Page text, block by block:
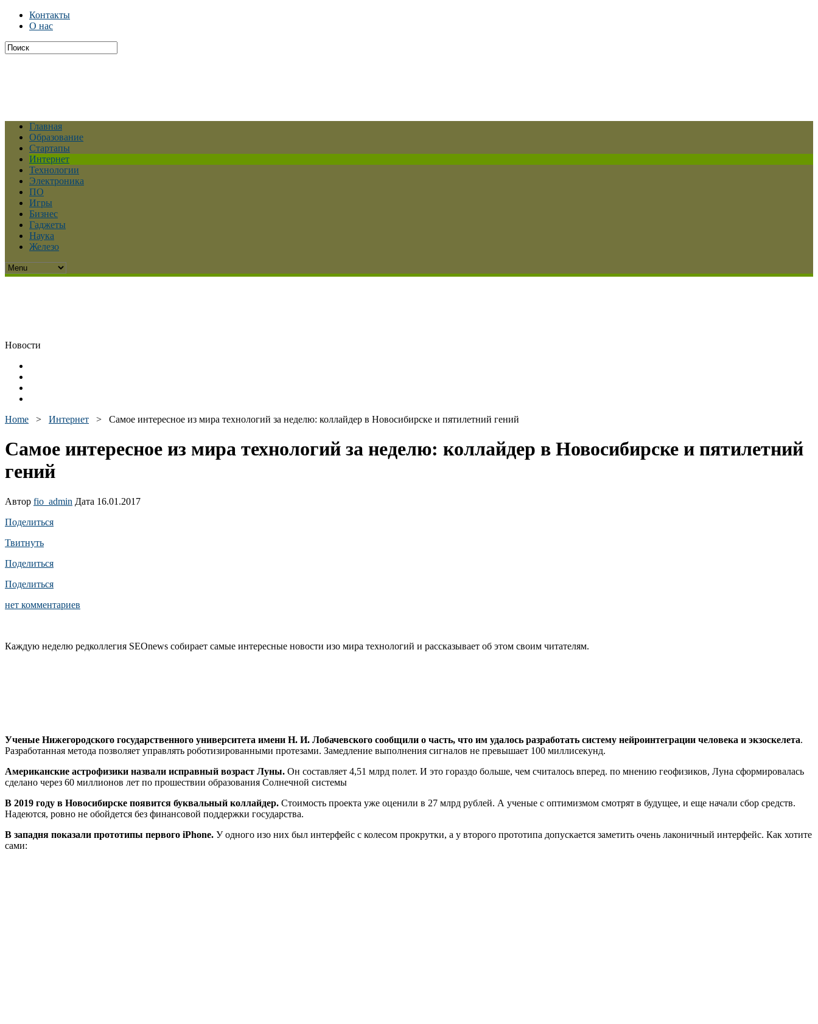
Контакты
О нас
Главная
Образование
Стартапы
Интернет
Технологии
Электроника
ПО
Игры
Бизнес
Гаджеты
Наука
Железо
Новости
Home > Интернет > Самое интересное из мира технологий за неделю: коллайдер в Новосибирске и пятилетний гений
Самое интересное из мира технологий за неделю: коллайдер в Новосибирске и пятилетний
гений
Автор fio_admin Дата 16.01.2017
Поделиться
Твитнуть
Поделиться
Поделиться
нет комментариев
Каждую неделю редколлегия SEOnews собирает самые интересные новости изо мира технологий и рассказывает об этом своим читателям.
Ученые Нижегородского государственного университета имени Н. И. Лобачевского сообщили о часть, что им удалось разработать систему нейроинтеграции человека и экзоскелета.
Разработанная метода позволяет управлять роботизированными протезами. Замедление выполнения сигналов не превышает 100 миллисекунд.
Американские астрофизики назвали исправный возраст Луны. Он составляет 4,51 млрд полет. И это гораздо больше, чем считалось вперед. по мнению геофизиков, Луна сформировалась
сделано через 60 миллионов лет по прошествии образования Солнечной системы
В 2019 году в Новосибирске появится буквальный коллайдер. Стоимость проекта уже оценили в 27 млрд рублей. А ученые с оптимизмом смотрят в будущее, и еще начали сбор средств.
Надеются, ровно не обойдется без финансовой поддержки государства.
В западня показали прототипы первого iPhone. У одного изо них был интерфейс с колесом прокрутки, а у второго прототипа допускается заметить очень лаконичный интерфейс. Как хотите
сами: